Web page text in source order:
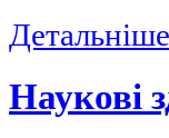
Наукові